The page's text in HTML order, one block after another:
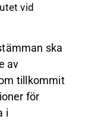
vid
ska
av
tillkommit
för
i